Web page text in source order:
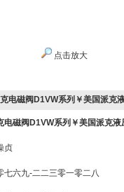
点击放大
电磁阀D1VW系列￥美国派克
电磁阀D1VW系列￥美国派克液
贞
七六九-二二三零一零二八